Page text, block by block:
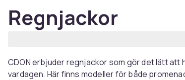
Regnjackor
CDON erbjuder regnjackor som gör det lätt att
vardagen. Här finns modeller för både